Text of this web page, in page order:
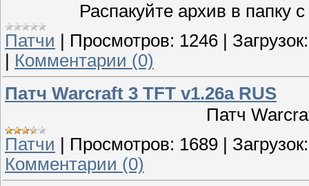
Распакуйте архив в папку
Патчи
Просмотров: 1246
Загрузок:
Комментарии (0)
Патч Warcraft 3 TFT v1.26a RUS
Патч
Патчи | Просмотров: 1689 | Загрузок:
Комментарии (0)